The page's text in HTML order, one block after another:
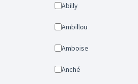
Abilly
Ambillou
Amboise
Anché